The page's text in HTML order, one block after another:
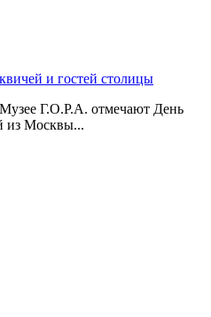
и гостей столицы
Г.О.Р.А. отмечают День
из Москвы...